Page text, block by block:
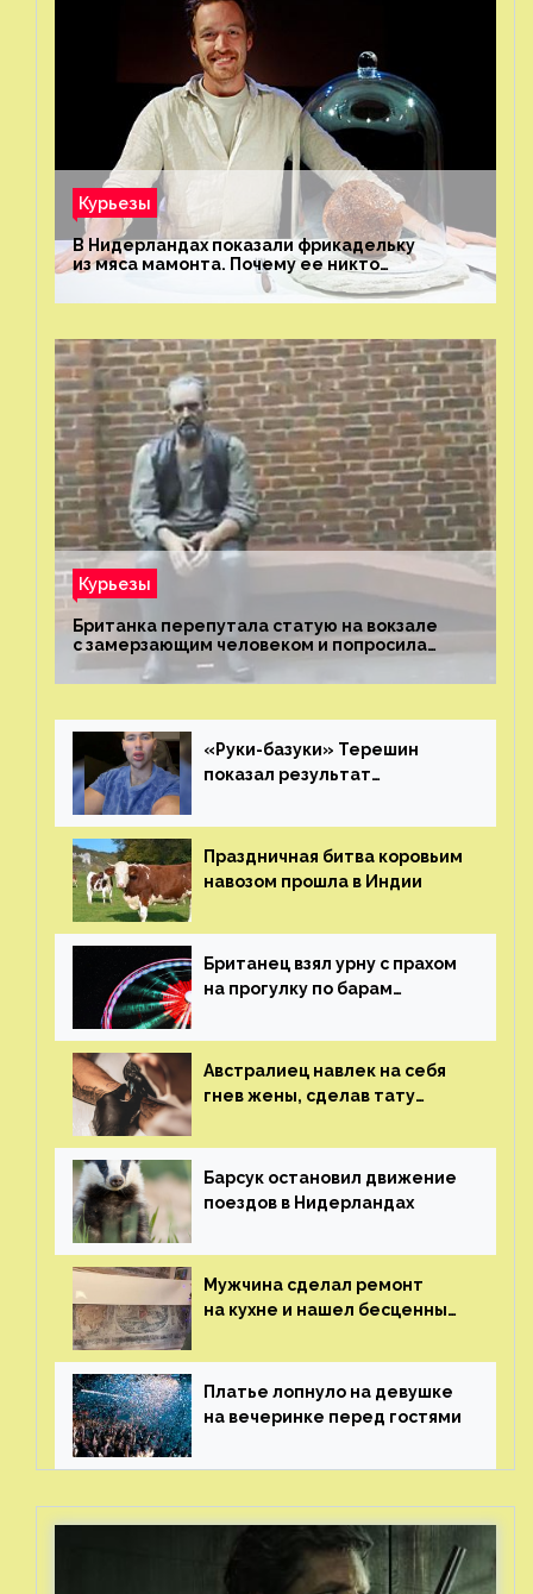
Курьезы
В Нидерландах показали фрикадельку
из мяса мамонта. Почему ее никто
Курьезы
Британка перепутала статую на вокзале
с замерзающим человеком и попросила
о помощи
«Руки-базуки» Терешин
показал результат
Праздничная битва коровьим
навозом прошла в Индии
Британец взял урну с прахом
на прогулку по барам
Австралиец навлек на себя
гнев жены, сделав тату
Барсук остановил движение
поездов в Нидерландах
Мужчина сделал ремонт
на кухне и нашел бесценные
Платье лопнуло на девушке
на вечеринке перед гостями